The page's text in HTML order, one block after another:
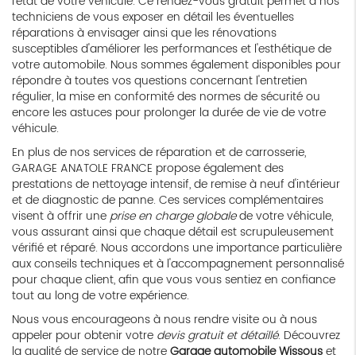
techniciens de vous exposer en détail les éventuelles
réparations à envisager ainsi que les rénovations
susceptibles d'améliorer les performances et l'esthétique de
votre automobile. Nous sommes également disponibles pour
répondre à toutes vos questions concernant l'entretien
régulier, la mise en conformité des normes de sécurité ou
encore les astuces pour prolonger la durée de vie de votre
véhicule.
En plus de nos services de réparation et de carrosserie,
GARAGE ANATOLE FRANCE propose également des
prestations de nettoyage intensif, de remise à neuf d'intérieur
et de diagnostic de panne. Ces services complémentaires
visent à offrir une prise en charge globalede votre véhicule,
vous assurant ainsi que chaque détail est scrupuleusement
vérifié et réparé. Nous accordons une importance particulière
aux conseils techniques et à l'accompagnement personnalisé
pour chaque client, afin que vous vous sentiez en confiance
tout au long de votre expérience.
Nous vous encourageons à nous rendre visite ou à nous
appeler pour obtenir votre devis gratuit et détaillé. Découvrez
la qualité de service de notreGarage automobile Wissouset